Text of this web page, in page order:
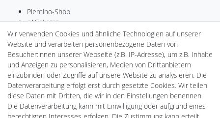
Plentino-Shop
gAGaLamp
Drohnenstore24
MeinUSB
Batteriespeicher
PlentiSolar
Gebrauchtlicht
Ledkauf
DEYESOLAR
Lightech Connect
CardanLight Europe
Wir verwenden Cookies und ähnliche Technologien auf unserer
Website und verarbeiten personenbezogene Daten von
Besucher:innen unserer Webseite (z.B. IP-Adresse), um z.B. Inhalte
und Anzeigen zu personalisieren, Medien von Drittanbietern
einzubinden oder Zugriffe auf unsere Website zu analysieren. Die
Datenverarbeitung erfolgt erst durch gesetzte Cookies. Wir teilen
diese Daten mit Dritten, die wir in den Einstellungen benennen.
Die Datenverarbeitung kann mit Einwilligung oder aufgrund eines